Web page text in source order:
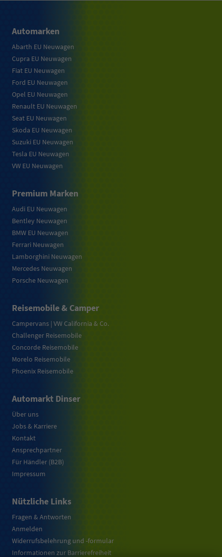
Automarken
Abarth EU Neuwagen
Cupra EU Neuwagen
Fiat EU Neuwagen
Ford EU Neuwagen
Opel EU Neuwagen
Renault EU Neuwagen
Seat EU Neuwagen
Skoda EU Neuwagen
Suzuki EU Neuwagen
Tesla EU Neuwagen
VW EU Neuwagen
Premium Marken
Audi EU Neuwagen
Bentley Neuwagen
BMW EU Neuwagen
Ferrari Neuwagen
Lamborghini Neuwagen
Mercedes Neuwagen
Porsche Neuwagen
Reisemobile & Camper
Campervans | VW California & Co.
Challenger Reisemobile
Concorde Reisemobile
Morelo Reisemobile
Phoenix Reisemobile
Automarkt Dinser
Über uns
Jobs & Karriere
Kontakt
Ansprechpartner
Für Händler (B2B)
Impressum
Nützliche Links
Fragen & Antworten
Anmelden
Widerrufsbelehrung und -formular
Informationen zur Barrierefreiheit